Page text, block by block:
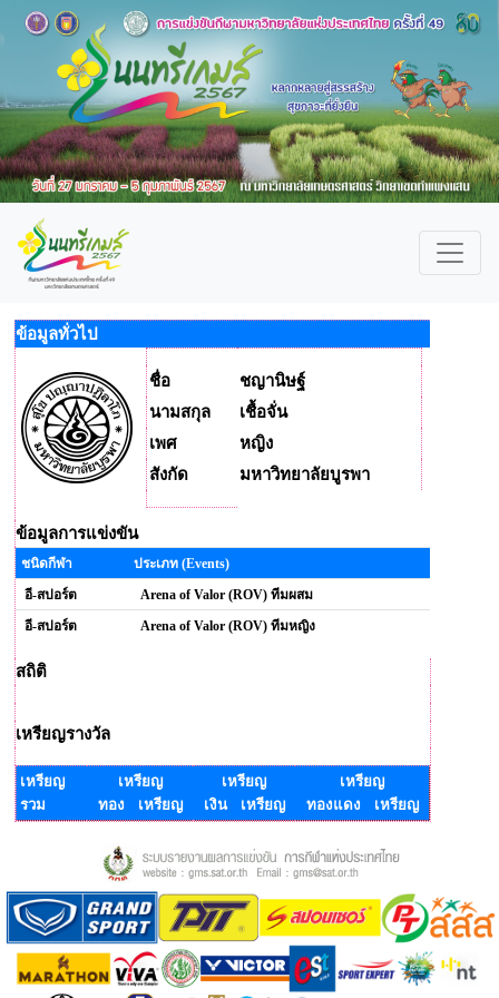
ข้อมูลทั่วไป
ชื่อ
ชญานิษฐ์
นามสกุล
เชื้อจั่น
เพศ
หญิง
สังกัด
มหาวิทยาลัยบูรพา
ข้อมูลการแข่งขัน
ชนิดกีฬา
ประเภท (Events)
อี-สปอร์ต
Arena of Valor (ROV) ทีมผสม
อี-สปอร์ต
Arena of Valor (ROV) ทีมหญิง
สถิติ
เหรียญรางวัล
เหรียญ
รวม
เหรียญ
ทอง เหรียญ
เหรียญ
เงิน เหรียญ
เหรียญ
ทองแดง เหรียญ